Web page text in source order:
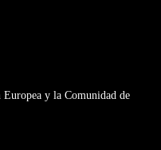
y la Comunidad de